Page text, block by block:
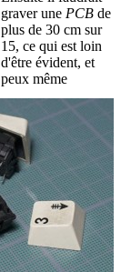
graver une PCB de
plus de 30 cm sur
15, ce qui est loin
d'être évident, et
peux même